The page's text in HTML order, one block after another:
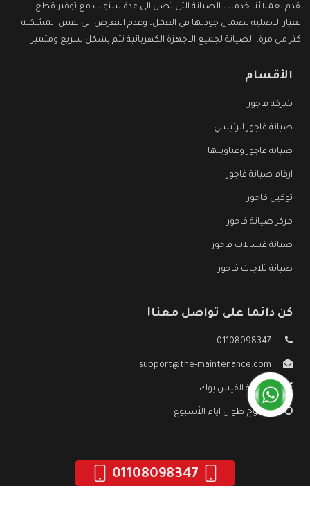
نقدم لعملائنا خدمات الصيانة التى تصل الى عدة سنوات مع توفير قطع
الغيار الاصلية لضمان جودتها فى العمل، وعدم التعرض الى نفس المشكلة
اكثر من مرة، الصيانة لجميع الاجهزة الكهربائية تتم بشكل سريع ومتميز.
الأقسام
شركة فاجور
صيانة فاجور الرئيسي
صيانة فاجور وعناوينها
ارقام صيانة فاجور
توكيل فاجور
مركز صيانة فاجور
صيانة غسالات فاجور
صيانة ثلاجات فاجور
كن دائما على تواصل معنا!
01108098347
support@the-maintenance.com
صفحة الفيس بوك
مفتوح طوال ايام الأسبوع
01108098347